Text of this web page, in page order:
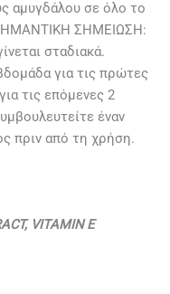
αμυγδάλου σε όλο το
ΣΗΜΕΙΩΣΗ:
σταδιακά.
για τις πρώτες
τις επόμενες 2
έναν
πριν από τη χρήση.
VITAMIN E